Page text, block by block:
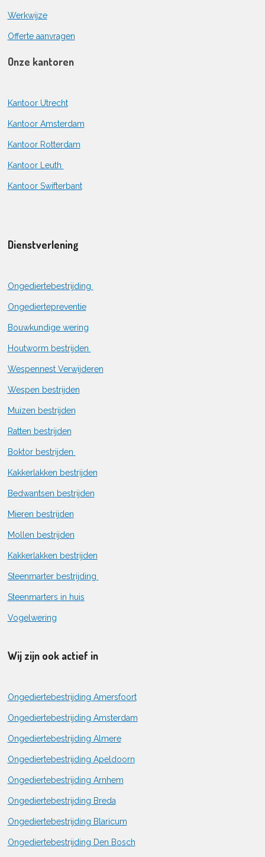
Werkwijze
Offerte aanvragen
Onze kantoren
Kantoor Utrecht
Kantoor Amsterdam
Kantoor Rotterdam
Kantoor Leuth
Kantoor Swifterbant
Dienstverlening
Ongediertebestrijding
Ongediertepreventie
Bouwkundige wering
Houtworm bestrijden
Wespennest Verwijderen
Wespen bestrijden
Muizen bestrijden
Ratten bestrijden
Boktor bestrijden
Kakkerlakken bestrijden
Bedwantsen bestrijden
Mieren bestrijden
Mollen bestrijden
Kakkerlakken bestrijden
Steenmarter bestrijding
Steenmarters in huis
Vogelwering
Wij zijn ook actief in
Ongediertebestrijding Amersfoort
Ongediertebestrijding Amsterdam
Ongediertebestrijding Almere
Ongediertebestrijding Apeldoorn
Ongediertebestrijding Arnhem
Ongediertebestrijding Breda
Ongediertebestrijding Blaricum
Ongediertebestrijding Den Bosch